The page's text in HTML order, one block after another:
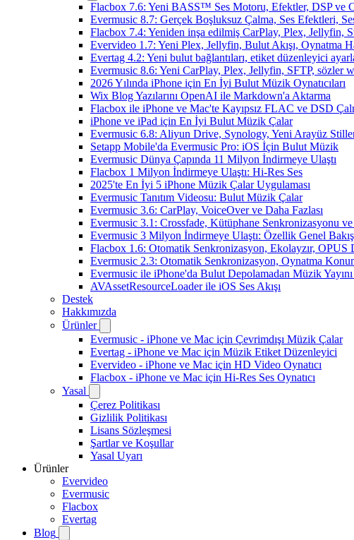
Flacbox 7.6: Yeni BASS™ Ses Motoru, Efektler, DSP ve
Evermusic 8.7: Gerçek Boşluksuz Çalma, Ses Efektleri,
Flacbox 7.4: Yeniden inşa edilmiş CarPlay, Plex, Jellyfin,
Evervideo 1.7: Yeni Plex, Jellyfin, Bulut Akışı, Oynatma
Evertag 4.2: Yeni bulut bağlantıları, etiket düzenleyici
Evermusic 8.6: Yeni CarPlay, Plex, Jellyfin, SFTP, sözler
2026 Yılında iPhone için En İyi Bulut Müzik Oynatıcıları
Wix Blog Yazılarını OpenAI ile Markdown'a Aktarma
Flacbox ile iPhone ve Mac'te Kayıpsız FLAC ve DSD
iPhone ve iPad için En İyi Bulut Müzik Çalar
Evermusic 6.8: Aliyun Drive, Synology, Yeni Arayüz
Setapp Mobile'da Evermusic Pro: iOS İçin Bulut Müzik
Evermusic Dünya Çapında 11 Milyon İndirmeye Ulaştı
Flacbox 1 Milyon İndirmeye Ulaştı: Hi-Res Ses
2025'te En İyi 5 iPhone Müzik Çalar Uygulaması
Evermusic Tanıtım Videosu: Bulut Müzik Çalar
Evermusic 3.6: CarPlay, VoiceOver ve Daha Fazlası
Evermusic 3.1: Crossfade, Kütüphane Senkronizasyonu
Evermusic 3 Milyon İndirmeye Ulaştı: Özellik Genel
Flacbox 1.6: Otomatik Senkronizasyon, Ekolayzır, OPUS
Evermusic 2.3: Otomatik Senkronizasyon, Oynatma
Evermusic ile iPhone'da Bulut Depolamadan Müzik Yayını
AVAssetResourceLoader ile iOS Ses Akışı
Destek
Hakkımızda
Ürünler
Evermusic - iPhone ve Mac için Çevrimdışı Müzik Çalar
Evertag - iPhone ve Mac için Müzik Etiket Düzenleyici
Evervideo - iPhone ve Mac için HD Video Oynatıcı
Flacbox - iPhone ve Mac için Hi-Res Ses Oynatıcı
Yasal
Çerez Politikası
Gizlilik Politikası
Lisans Sözleşmesi
Şartlar ve Koşullar
Yasal Uyarı
Ürünler
Evervideo
Evermusic
Flacbox
Evertag
Blog